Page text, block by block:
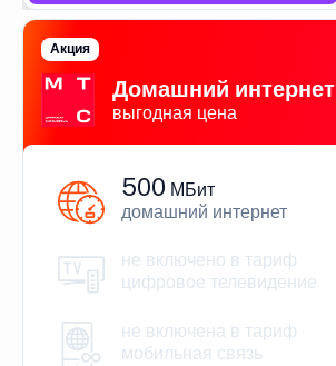
Домашний интернет
выгодная цена
Акция
500 МБит
домашний интернет
не включено в тариф
цифровое телевидение
не включена в тариф
мобильная связь